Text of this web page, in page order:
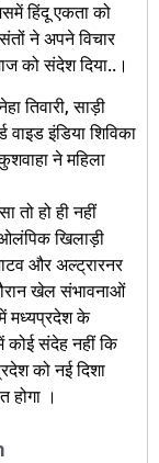
हिंदू एकता को
ने अपने विचार
को संदेश दिया..।
तिवारी, साड़ी
इंडिया शिविका
ने महिला
तो हो ही नहीं
खिलाड़ी
और अल्ट्रारनर
खेल संभावनाओं
मध्यप्रदेश के
कोई संदेह नहीं कि
को नई दिशा
होगा ।